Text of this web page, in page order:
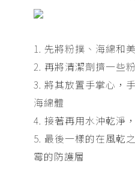
1. 先將粉撲、海綿和
2. 再將清潔劑擠一些
3. 將其放置手掌心，
海綿體
4. 接著再用水沖乾淨
5. 最後一樣的在風乾
霉的防護層